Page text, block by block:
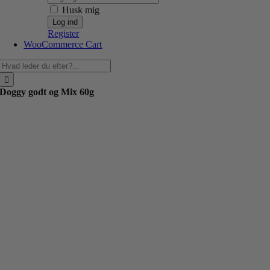
Husk mig
Register
WooCommerce Cart
Doggy godt og Mix 60g